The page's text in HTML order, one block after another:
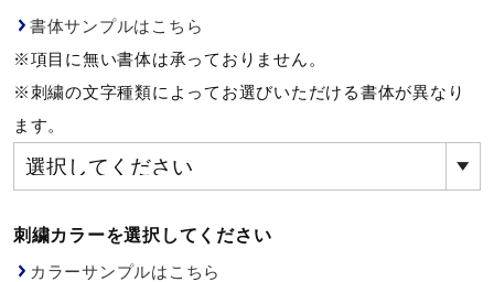
寝具／ミズノスリープ
サポーター
健康／エクササイズ
書体サンプルはこちら
※項目に無い書体は承っておりません。
※刺繍の文字種類によってお選びいただける書体が異なり
ます。
刺繍カラーを選択してください
カラーサンプルはこちら